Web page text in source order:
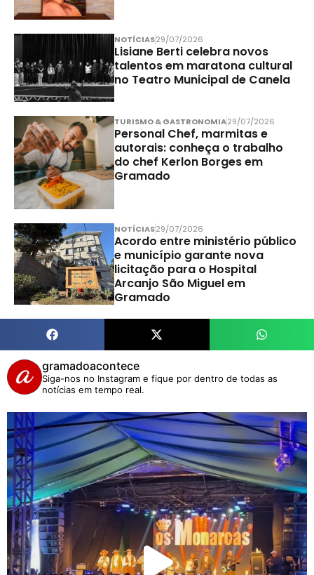
NOTÍCIAS29/07/2026
Lisiane Berti celebra novos
talentos em maratona cultural
no Teatro Municipal de Canela
TURISMO & GASTRONOMIA29/07/2026
Personal Chef, marmitas e
autorais: conheça o trabalho
do chef Kerlon Borges em
Gramado
NOTÍCIAS29/07/2026
Acordo entre ministério público
e município garante nova
licitação para o Hospital
Arcanjo São Miguel em
Gramado
gramadoacontece
Siga-nos no Instagram e fique por dentro de todas as
notícias em tempo real.